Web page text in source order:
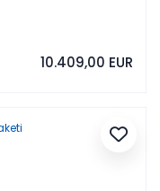
10.409,00 EUR